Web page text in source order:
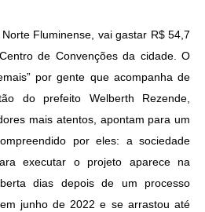
Fluminense, vai gastar R$ 54,7
de Convenções da cidade. O
por gente que acompanha de
do prefeito Welberth Rezende,
mais atentos, apontam para um
por eles: a sociedade
executar o projeto aparece na
dias depois de um processo
junho de 2022 e se arrastou até